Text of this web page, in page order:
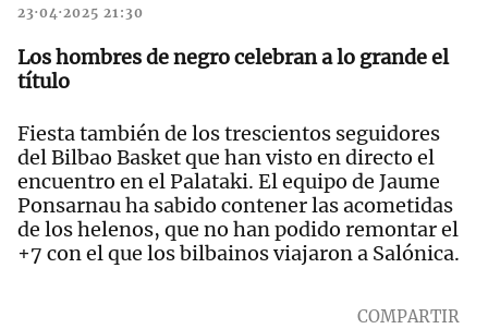
23·04·2025 21:30
Los hombres de negro celebran a lo grande el
título
Fiesta también de los trescientos seguidores
del Bilbao Basket que han visto en directo el
encuentro en el Palataki. El equipo de Jaume
Ponsarnau ha sabido contener las acometidas
de los helenos, que no han podido remontar el
+7 con el que los bilbainos viajaron a Salónica.
COMPARTIR